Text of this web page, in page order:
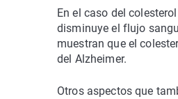
En el caso del
disminuye el flujo
muestran que el
del Alzheimer.
Otros aspectos que